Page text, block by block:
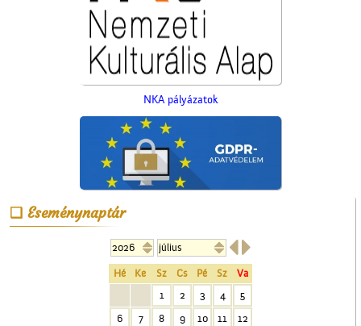
NKA pályázatok
Eseménynaptár

Hé Ke Sz Cs Pé Sz
Va
1
2 3 4
5
6
7 8 9 10 11 12
A Czeglédi Katolikus Kör
székháza